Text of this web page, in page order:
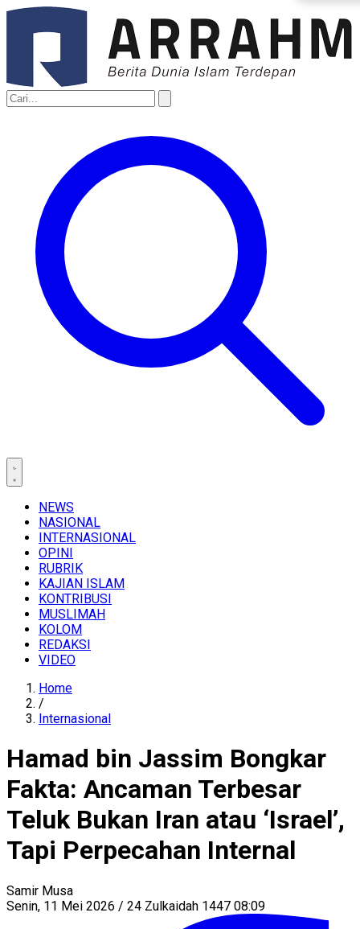
NEWS
NASIONAL
INTERNASIONAL
OPINI
RUBRIK
KAJIAN ISLAM
KONTRIBUSI
MUSLIMAH
KOLOM
REDAKSI
VIDEO
Home
/
Internasional
Hamad bin Jassim Bongkar
Fakta: Ancaman Terbesar
Teluk Bukan Iran atau ‘Israel’,
Tapi Perpecahan Internal
Samir Musa
Senin, 11 Mei 2026 / 24 Zulkaidah 1447 08:09